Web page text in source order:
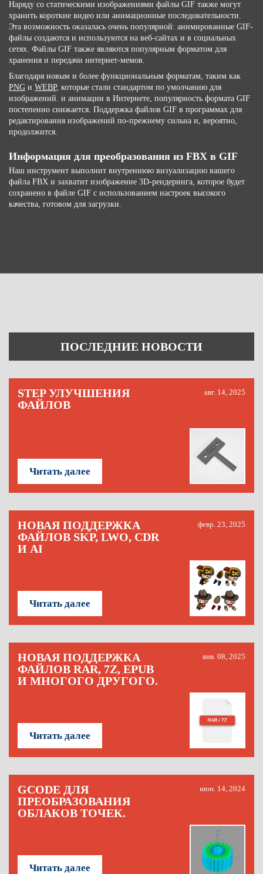
Наряду со статическими изображениями файлы GIF также могут
хранить короткие видео или анимационные последовательности.
Эта возможность оказалась очень популярной: анимированные GIF-
файлы создаются и используются на веб-сайтах и ​​в социальных
сетях. Файлы GIF также являются популярным форматом для
хранения и передачи интернет-мемов.
Благодаря новым и более функциональным форматам, таким как
PNG и WEBP, которые стали стандартом по умолчанию для
изображений. и анимации в Интернете, популярность формата GIF
постепенно снижается. Поддержка файлов GIF в программах для
редактирования изображений по-прежнему сильна и, вероятно,
продолжится.
Информация для преобразования из FBX в GIF
Наш инструмент выполнит внутреннюю визуализацию вашего
файла FBX и захватит изображение 3D-рендеринга, которое будет
сохранено в файле GIF с использованием настроек высокого
качества, готовом для загрузки.
ПОСЛЕДНИЕ НОВОСТИ
STEP УЛУЧШЕНИЯ
ФАЙЛОВ
авг. 14, 2025
Читать далее
НОВАЯ ПОДДЕРЖКА
ФАЙЛОВ SKP, LWO, CDR
И AI
февр. 23, 2025
Читать далее
НОВАЯ ПОДДЕРЖКА
ФАЙЛОВ RAR, 7Z, EPUB
И МНОГОГО ДРУГОГО.
янв. 08, 2025
Читать далее
GCODE ДЛЯ
ПРЕОБРАЗОВАНИЯ
ОБЛАКОВ ТОЧЕК.
июн. 14, 2024
Читать далее